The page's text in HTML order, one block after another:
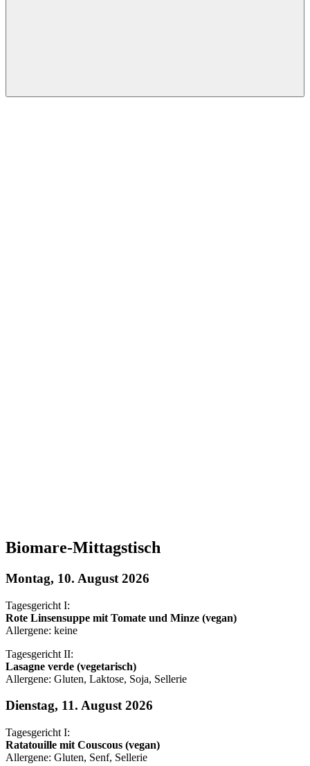
Biomare-Mittagstisch
Montag, 10. August 2026
Tagesgericht I:
Rote Linsensuppe mit Tomate und Minze (vegan)
Allergene: keine
Tagesgericht II:
Lasagne verde (vegetarisch)
Allergene: Gluten, Laktose, Soja, Sellerie
Dienstag, 11. August 2026
Tagesgericht I:
Ratatouille mit Couscous (vegan)
Allergene: Gluten, Senf, Sellerie